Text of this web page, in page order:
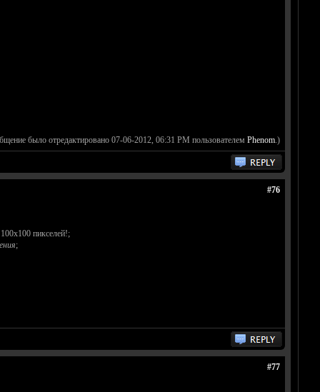
было отредактировано 07-06-2012, 06:31 PM пользователем Phenom.)
#76
пикселей!;
;
#77